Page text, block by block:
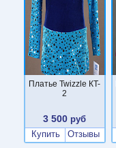
Платье Twizzle КT-
2
3 500 руб
Купить
Отзывы